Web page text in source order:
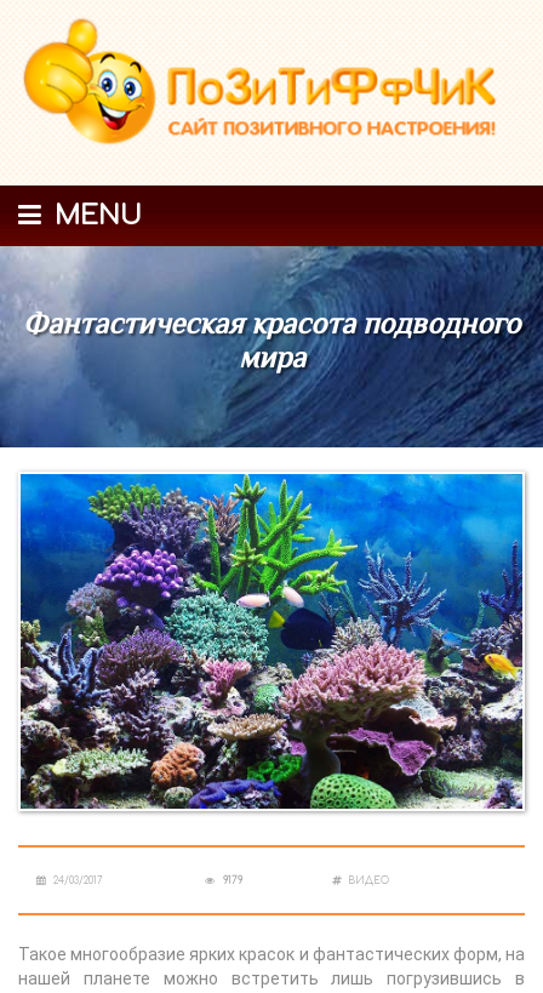
MENU
Фантастическая красота подводного
мира
24/03/2017 9179 ВИДЕО
Такое многообразие ярких красок и фантастических форм, на
нашей планете можно встретить лишь погрузившись в